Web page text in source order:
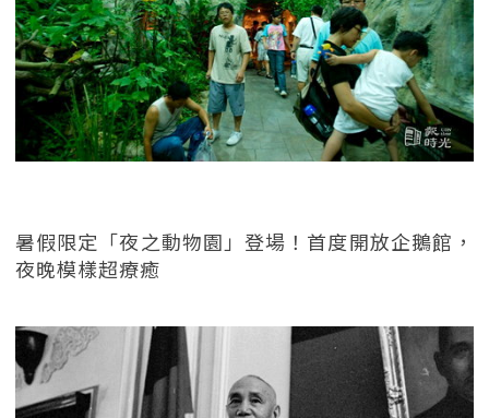
暑假限定「夜之動物園」登場！首度開放企鵝館，
夜晚模樣超療癒